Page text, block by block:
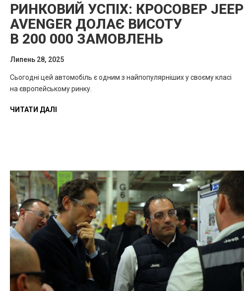
РИНКОВИЙ УСПІХ: КРОСОВЕР JEEP
AVENGER ДОЛАЄ ВИСОТУ
В 200 000 ЗАМОВЛЕНЬ
Липень 28, 2025
Сьогодні цей автомобіль є одним з найпопулярніших у своєму класі
на європейському ринку.
ЧИТАТИ ДАЛІ